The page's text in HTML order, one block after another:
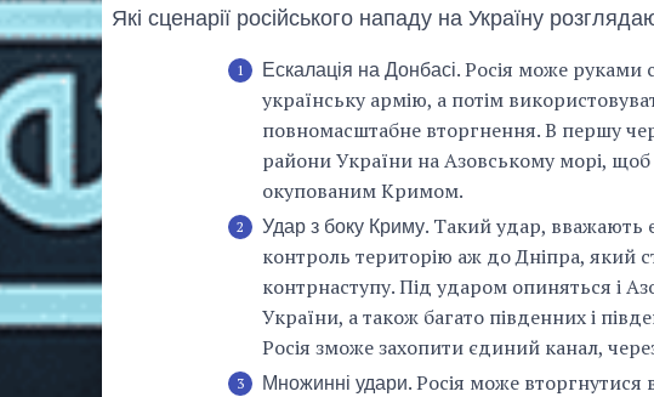
Які сценарії російського нападу на Україну
Ескалація на Донбасі. Росія може руками
українську армію, а потім
повномасштабне вторгнення. В першу
райони України на Азовському морі,
окупованим Кримом.
Удар з боку Криму. Такий удар, вважають
контроль територію аж до Дніпра,
контрнаступу. Під ударом опиняться і
України, а також багато південних і
Росія зможе захопити єдиний канал,
Множинні удари. Росія може вторгнутися